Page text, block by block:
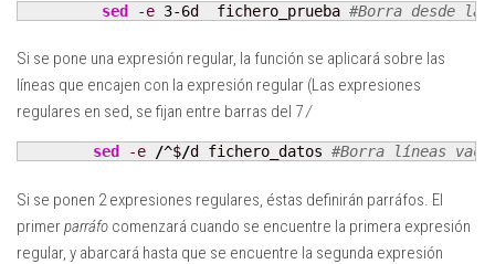
sed -e 3-6d  fichero_prueba #Borra desde
Si se pone una expresión regular, la función se aplicará sobre las
líneas que encajen con la expresión regular (Las expresiones
regulares en sed, se fijan entre barras del 7/
sed -e /^$/d fichero_datos #Borra líneas
Si se ponen 2 expresiones regulares, éstas definirán parráfos. El
primerparráfo comenzará cuando se encuentre la primera expresión
regular, y abarcará hasta que se encuentre la segunda expresión